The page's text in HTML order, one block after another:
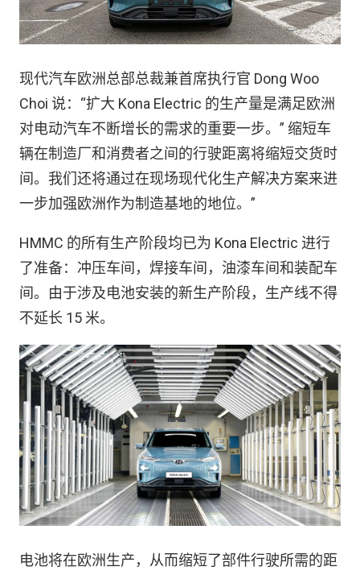
现代汽车欧洲总部总裁兼首席执行官 Dong Woo
Choi 说：“扩大 Kona Electric 的生产量是满足欧洲
对电动汽车不断增长的需求的重要一步。” 缩短车
辆在制造厂和消费者之间的行驶距离将缩短交货时
间。我们还将通过在现场现代化生产解决方案来进
一步加强欧洲作为制造基地的地位。”
HMMC 的所有生产阶段均已为 Kona Electric 进行
了准备：冲压车间，焊接车间，油漆车间和装配车
间。由于涉及电池安装的新生产阶段，生产线不得
不延长 15 米。
电池将在欧洲生产，从而缩短了部件行驶所需的距